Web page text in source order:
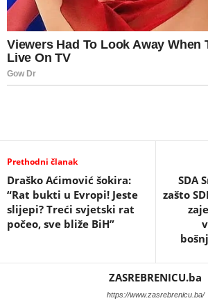
Prethodni članak
Draško Aćimović šokira:
“Rat bukti u Evropi! Jeste
slijepi? Treći svjetski rat
počeo, sve bliže BiH”
SDA
zašto
ZASREBRENICU.ba
https://www.zasrebrenicu.ba/